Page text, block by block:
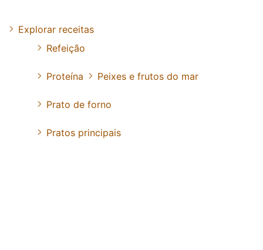
Explorar receitas
Refeição
Proteína Peixes e frutos do mar
Prato de forno
Pratos principais